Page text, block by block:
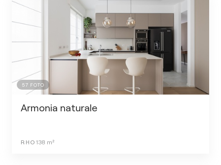
57 FOTO
Armonia naturale
RHO 138 m²